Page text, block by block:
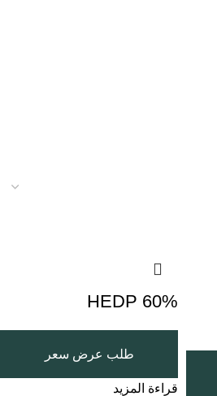
HEDP 60%
طلب عرض سعر
قراءة المزيد